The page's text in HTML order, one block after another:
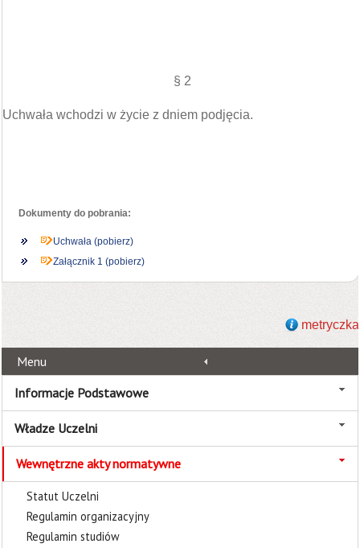
§ 2
Uchwała wchodzi w życie z dniem podjęcia.
Dokumenty do pobrania:
Uchwała (pobierz)
Załącznik 1 (pobierz)
metryczka
Menu
Informacje Podstawowe
Władze Uczelni
Wewnętrzne akty normatywne
Statut Uczelni
Regulamin organizacyjny
Regulamin studiów